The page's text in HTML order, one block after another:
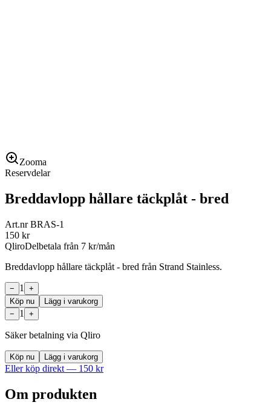
Zooma
Reservdelar
Breddavlopp hållare täckplåt - bred
Art.nrBRAS-1
150 kr
QliroDelbetala från 7 kr/mån
Breddavlopp hållare täckplåt - bred från Strand Stainless.
− 1
+
Köp nu
Lägg i varukorg
−
1 +
Säker betalning via Qliro
Köp nu Lägg i varukorg
Eller köp direkt — 150 kr
Om produkten